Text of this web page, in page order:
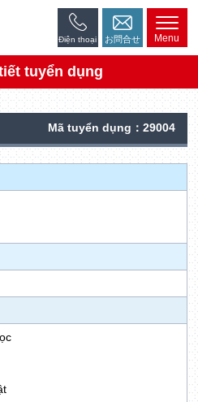
Điện thoại お問合せ Menu
tuyển dụng
Mã tuyển dụng：29004